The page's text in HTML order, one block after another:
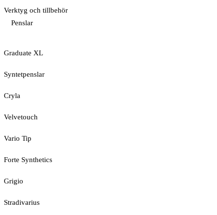
Verktyg och tillbehör
Penslar
Graduate XL
Syntetpenslar
Cryla
Velvetouch
Vario Tip
Forte Synthetics
Grigio
Stradivarius